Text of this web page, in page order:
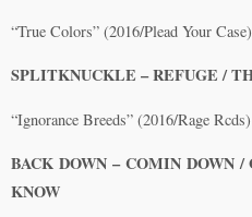
“True Colors” (2016/Plead Your Case)
SPLITKNUCKLE – REFUGE /
“Ignorance Breeds” (2016/Rage Rcds)
BACK DOWN – COMIN DOWN
KNOW